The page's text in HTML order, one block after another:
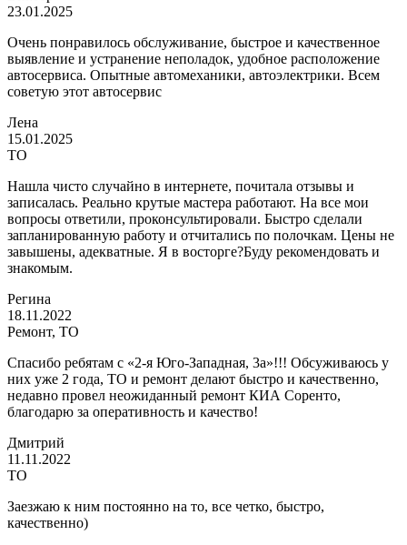
23.01.2025
Очень понравилось обслуживание, быстрое и качественное
выявление и устранение неполадок, удобное расположение
автосервиса. Опытные автомеханики, автоэлектрики. Всем
советую этот автосервис
Лена
15.01.2025
ТО
Нашла чисто случайно в интернете, почитала отзывы и
записалась. Реально крутые мастера работают. На все мои
вопросы ответили, проконсультировали. Быстро сделали
запланированную работу и отчитались по полочкам. Цены не
завышены, адекватные. Я в восторге?Буду рекомендовать и
знакомым.
Регина
18.11.2022
Ремонт, ТО
Спасибо ребятам с «2-я Юго-Западная, 3а»!!! Обсуживаюсь у
них уже 2 года, ТО и ремонт делают быстро и качественно,
недавно провел неожиданный ремонт КИА Соренто,
благодарю за оперативность и качество!
Дмитрий
11.11.2022
ТО
Заезжаю к ним постоянно на то, все четко, быстро,
качественно)